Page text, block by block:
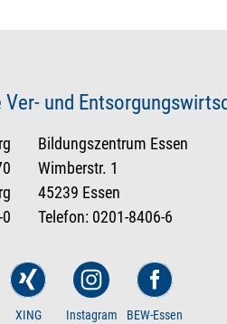
und
Bildungszentrum Essen
Wimberstr. 1
45239 Essen
Telefon: 0201-8406-6
XING Instagram BEW-Essen